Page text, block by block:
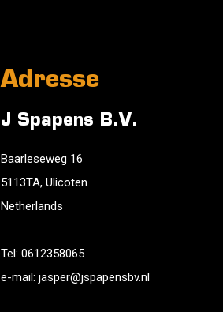
Adresse
J Spapens B.V.
Baarleseweg 16
5113TA, Ulicoten
Netherlands
Tel: 0612358065
e-mail: jasper@jspapensbv.nl